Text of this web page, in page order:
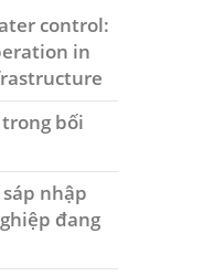
control:
in
bối
nhập
đang